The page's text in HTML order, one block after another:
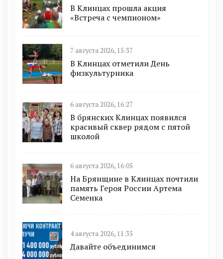
В Клинцах прошла акция
«Встреча с чемпионом»
7 августа 2026, 15:37
В Клинцах отметили День
физкультурника
6 августа 2026, 16:27
В брянских Клинцах появился
красивый сквер рядом с пятой
школой
6 августа 2026, 16:05
На Брянщине в Клинцах почтили
память Героя России Артема
Семенка
4 августа 2026, 11:35
Давайте объединимся